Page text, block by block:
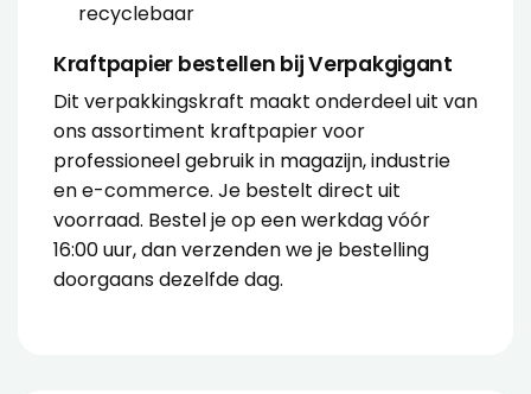
recyclebaar
Kraftpapier bestellen bij Verpakgigant
Dit verpakkingskraft maakt onderdeel uit van
ons assortiment kraftpapier voor
professioneel gebruik in magazijn, industrie
en e-commerce. Je bestelt direct uit
voorraad. Bestel je op een werkdag vóór
16:00 uur, dan verzenden we je bestelling
doorgaans dezelfde dag.